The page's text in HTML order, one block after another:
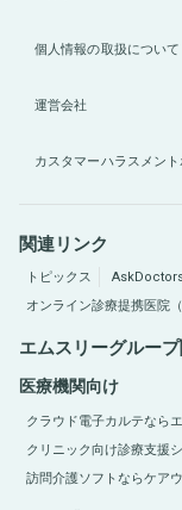
個人情報の取扱について
運営会社
カスタマーハラスメン
関連リンク
トピックス
オンライン診療提携医院
エムスリーグループ
医療機関向け
クラウド電子カルテなら
クリニック向け診療支援
訪問介護ソフトならケア